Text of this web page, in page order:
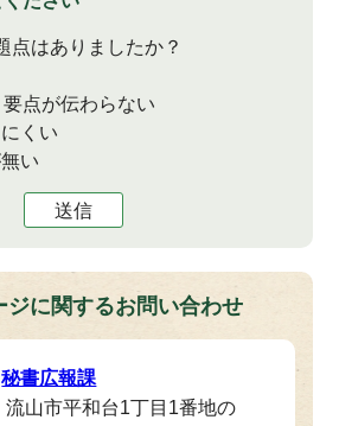
点はありましたか？
要点が伝わらない
くい
い
送信
ジに関するお問い合わせ
秘書広報課
山市平和台1丁目1番地の